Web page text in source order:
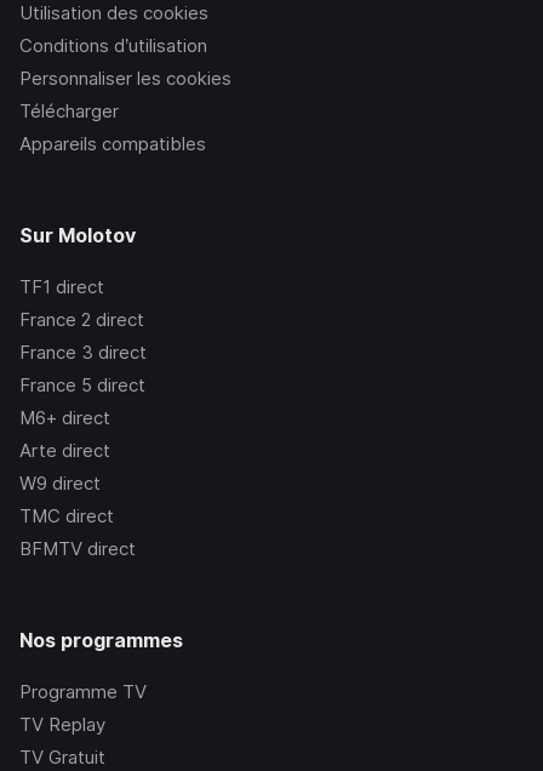
Utilisation des cookies
Conditions d’utilisation
Personnaliser les cookies
Télécharger
Appareils compatibles
Sur Molotov
TF1 direct
France 2 direct
France 3 direct
France 5 direct
M6+ direct
Arte direct
W9 direct
TMC direct
BFMTV direct
Nos programmes
Programme TV
TV Replay
TV Gratuit